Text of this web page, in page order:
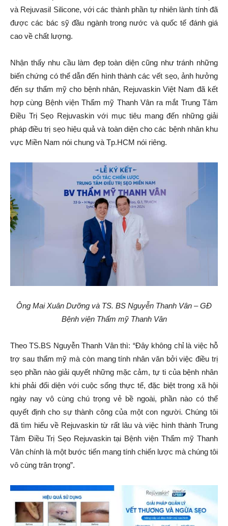
và Rejuvasil Silicone, với các thành phần tự nhiên lành tính đã
được các bác sỹ đầu ngành trong nước và quốc tế đánh giá
cao về chất lượng.
Nhận thấy nhu cầu làm đẹp toàn diện cũng như tránh những
biến chứng có thể dẫn đến hình thành các vết sẹo, ảnh hưởng
đến sự thẩm mỹ cho bệnh nhân, Rejuvaskin Việt Nam đã kết
hợp cùng Bệnh viện Thẩm mỹ Thanh Vân ra mắt Trung Tâm
Điều Trị Sẹo Rejuvaskin với mục tiêu mang đến những giải
pháp điều trị sẹo hiệu quả và toàn diện cho các bệnh nhân khu
vực Miền Nam nói chung và Tp.HCM nói riêng.
Ông Mai Xuân Dưỡng và TS. BS Nguyễn Thanh Vân – GĐ
Bệnh viện Thẩm mỹ Thanh Vân
Theo TS.BS Nguyễn Thanh Vân thì: “Đây không chỉ là việc hỗ
trợ sau thẩm mỹ mà còn mang tính nhân văn bởi việc điều trị
sẹo phần nào giải quyết những mặc cảm, tự ti của bệnh nhân
khi phải đối diện với cuộc sống thực tế, đặc biệt trong xã hội
ngày nay vô cùng chú trọng vẻ bề ngoài, phần nào có thể
quyết định cho sự thành công của một con người. Chúng tôi
đã tìm hiểu về Rejuvaskin từ rất lâu và việc hình thành Trung
Tâm Điều Trị Sẹo Rejuvaskin tại Bệnh viện Thẩm mỹ Thanh
Vân chính là một bước tiến mang tính chiến lược mà chúng tôi
vô cùng trân trọng”.